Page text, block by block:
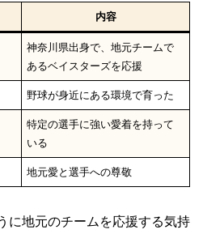
内容
神奈川県出身で、地元チームで
あるベイスターズを応援
野球が身近にある環境で育った
特定の選手に強い愛着を持って
いる
地元愛と選手への尊敬
に地元のチームを応援する気持